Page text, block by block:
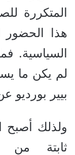
المتكررة
هذا
السياسية.
لم يكن ما
بيير بورديو
ولذلك أصبح
ثابتة من